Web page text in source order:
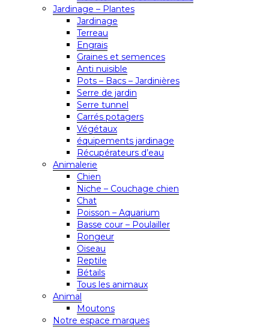
Jardinage – Plantes
Jardinage
Terreau
Engrais
Graines et semences
Anti nuisible
Pots – Bacs – Jardinières
Serre de jardin
Serre tunnel
Carrés potagers
Végétaux
équipements jardinage
Récupérateurs d’eau
Animalerie
Chien
Niche – Couchage chien
Chat
Poisson – Aquarium
Basse cour – Poulailler
Rongeur
Oiseau
Reptile
Bétails
Tous les animaux
Animal
Moutons
Notre espace marques